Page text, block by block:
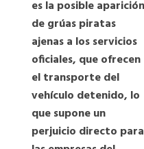
es la posible aparición
de grúas piratas
ajenas a los servicios
oficiales, que ofrecen
el transporte del
vehículo detenido, lo
que supone un
perjuicio directo para